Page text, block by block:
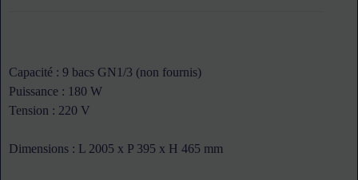
Capacité : 9 bacs GN1/3 (non fournis)
Puissance : 180 W
Tension : 220 V
Dimensions : L 2005 x P 395 x H 465 mm